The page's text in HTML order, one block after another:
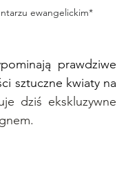
ewangelickim*
prawdziwe
sztuczne kwiaty na
dziś ekskluzywne